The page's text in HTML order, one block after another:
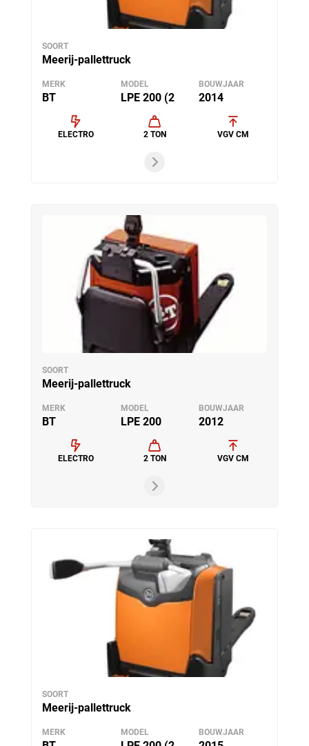
SOORT
Meerij-pallettruck
MERK
BT
MODEL
LPE 200 (2
BOUWJAAR
2014
ELECTRO 2 TON VGV CM
SOORT
Meerij-pallettruck
MERK
BT
MODEL
LPE 200
BOUWJAAR
2012
ELECTRO 2 TON VGV CM
SOORT
Meerij-pallettruck
MERK MODEL BOUWJAAR